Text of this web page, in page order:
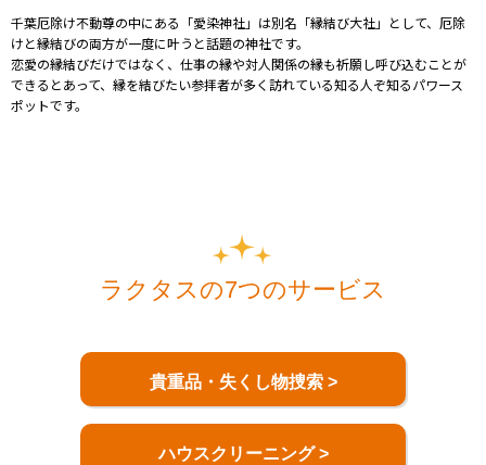
千葉厄除け不動尊の中にある「愛染神社」は別名「縁結び大社」として、厄除
けと縁結びの両方が一度に叶うと話題の神社です。
恋愛の縁結びだけではなく、仕事の縁や対人関係の縁も祈願し呼び込むことが
できるとあって、縁を結びたい参拝者が多く訪れている知る人ぞ知るパワース
ポットです。
ラクタスの7つのサービス
貴重品・失くし物捜索 >
ハウスクリーニング >